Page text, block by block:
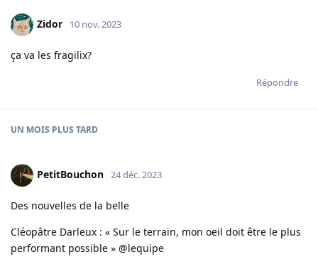
Zidor 10 nov. 2023
ça va les fragilix?
Répondre
UN MOIS PLUS TARD
PetitBouchon 24 déc. 2023
Des nouvelles de la belle
Cléopâtre Darleux : « Sur le terrain, mon oeil doit être le plus
performant possible » @lequipe